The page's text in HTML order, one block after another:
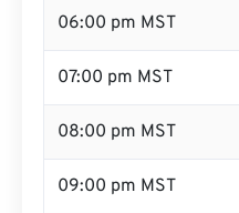
06:00 pm MST
07:00 pm MST
08:00 pm MST
09:00 pm MST